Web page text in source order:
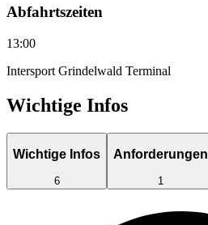
Abfahrtszeiten
13:00
Intersport Grindelwald Terminal
Wichtige Infos
Wichtige Infos
6
Anforderungen
1